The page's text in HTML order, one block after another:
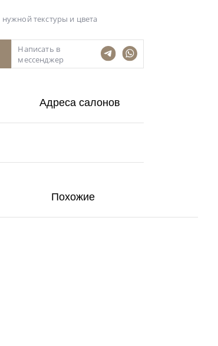
нужной текстуры и цвета
Написать в
мессенджер
Адреса салонов
Похожие